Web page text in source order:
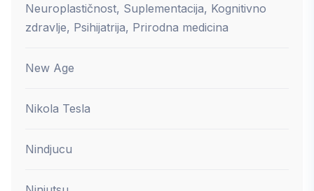
Neuroplastičnost, Suplementacija, Kognitivno
zdravlje, Psihijatrija, Prirodna medicina
New Age
Nikola Tesla
Nindjucu